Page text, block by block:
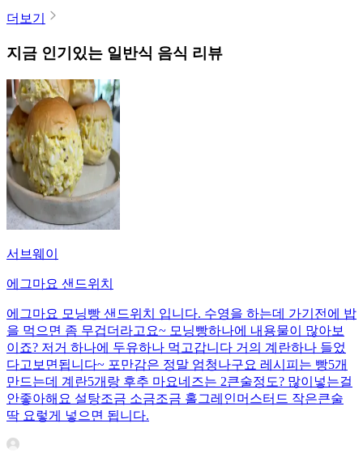
더보기
지금 인기있는 일반식 음식 리뷰
서브웨이
에그마요 샌드위치
에그마요 모닝빵 샌드위치 입니다. 수영을 하는데 가기전에 밥
을 먹으면 좀 무겁더라고요~ 모닝빵하나에 내용물이 많아보
이죠? 저거 하나에 두유하나 먹고갑니다 거의 계란하나 들었
다고보면됩니다~ 포만감은 정말 엄청나구요 레시피는 빵5개
만드는데 계란5개랑 후추 마요네즈는 2큰술정도? 많이넣는걸
안좋아해요 설탕조금 소금조금 홀그레인머스터드 작은큰술
딱 요렇게 넣으면 됩니다.